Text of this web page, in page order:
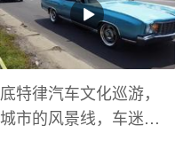
底特律汽车文化巡游，
城市的风景线，车迷的